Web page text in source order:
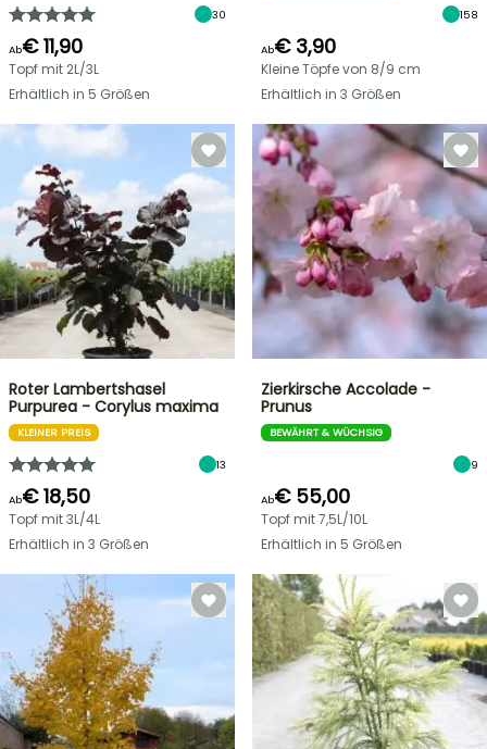
30
Ab€ 11,90
Topf mit 2L/3L
Erhältlich in 5 Größen
158
Ab€ 3,90
Kleine Töpfe von 8/9 cm
Erhältlich in 3 Größen
Roter Lambertshasel
Purpurea - Corylus maxima
KLEINER PREIS
13
Ab€ 18,50
Topf mit 3L/4L
Erhältlich in 3 Größen
Zierkirsche Accolade -
Prunus
BEWÄHRT & WÜCHSIG
9
Ab€ 55,00
Topf mit 7,5L/10L
Erhältlich in 5 Größen